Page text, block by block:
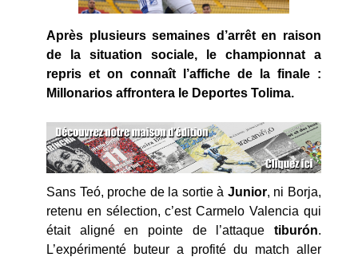
Après plusieurs semaines d’arrêt en raison
de la situation sociale, le championnat a
repris et on connaît l’affiche de la finale :
Millonarios affrontera le Deportes Tolima.
Sans Teó, proche de la sortie à Junior, ni Borja,
retenu en sélection, c’est Carmelo Valencia qui
était aligné en pointe de l’attaque tiburón.
L’expérimenté buteur a profité du match aller